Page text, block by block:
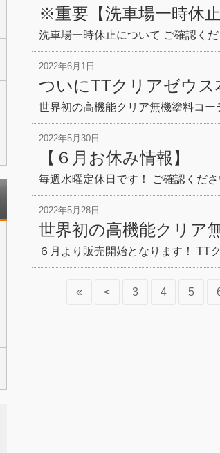
※重要【洗車場一時休
洗車場一時休止について ご確認く
2022年6月1日
ついにTTクリアゼウス
世界初の高機能クリア無機塗料コ
2022年5月30日
【６月お休み情報】
毎週水曜定休日です！ ご確認くだ
2022年5月28日
世界初の高機能クリア
６月より販売開始となります！ TT
« < 3 4 5